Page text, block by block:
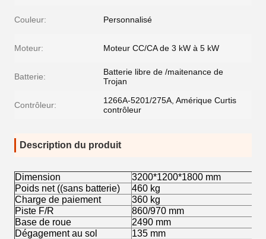
Couleur: Personnalisé
Moteur: Moteur CC/CA de 3 kW à 5 kW
Batterie:
Batterie libre de /maitenance de
Trojan
Contrôleur:
1266A-5201/275A, Amérique Curtis
contrôleur
Description du produit
Dimension
3200*1200*1800 mm
Poids net ((sans batterie)
460 kg
Charge de paiement
360 kg
Piste F/R
860/970 mm
Base de roue
2490 mm
Dégagement au sol
135 mm